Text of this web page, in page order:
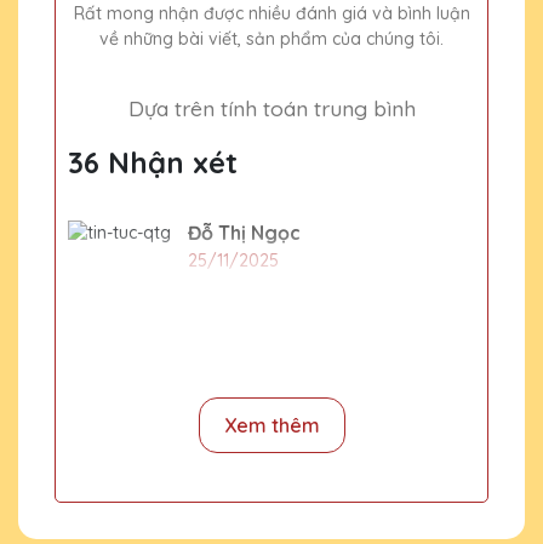
Rất mong nhận được nhiều đánh giá và bình luận
về những bài viết, sản phẩm của chúng tôi.
Dựa trên tính toán trung bình
36 Nhận xét
Đỗ Thị Ngọc
25/11/2025
Nguyễn Hương Giang
2020-01-01
Số 15H ngõ 133 Nguyễn Trãi,
Xem thêm